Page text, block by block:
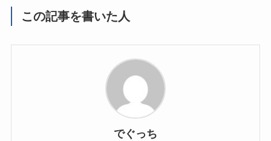
この記事を書いた人
でぐっち